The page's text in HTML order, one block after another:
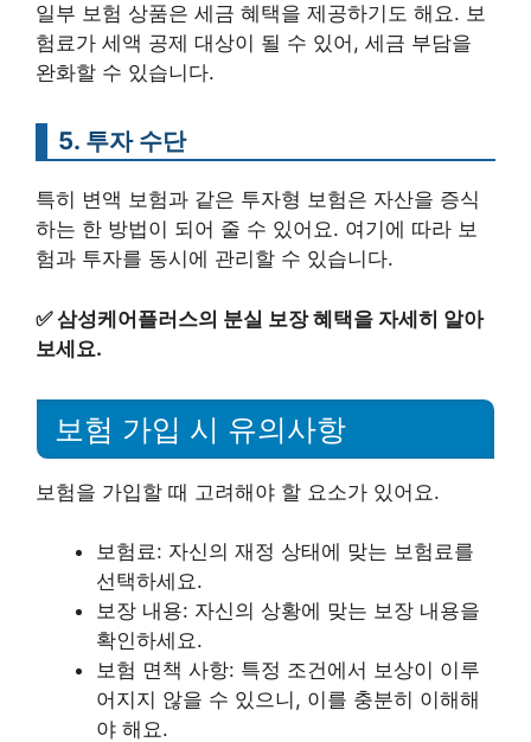
일부 보험 상품은 세금 혜택을 제공하기도 해요. 보
험료가 세액 공제 대상이 될 수 있어, 세금 부담을
완화할 수 있습니다.
5. 투자 수단
특히 변액 보험과 같은 투자형 보험은 자산을 증식
하는 한 방법이 되어 줄 수 있어요. 여기에 따라 보
험과 투자를 동시에 관리할 수 있습니다.
✅삼성케어플러스의 분실 보장 혜택을 자세히 알아
보세요.
보험 가입 시 유의사항
보험을 가입할 때 고려해야 할 요소가 있어요.
보험료: 자신의 재정 상태에 맞는 보험료를
선택하세요.
보장 내용: 자신의 상황에 맞는 보장 내용을
확인하세요.
보험 면책 사항: 특정 조건에서 보상이 이루
어지지 않을 수 있으니, 이를 충분히 이해해
야 해요.